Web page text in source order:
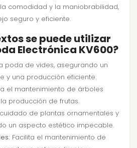
comodidad y la maniobrabilidad,
seguro y eficiente.
se puede utilizar
Electrónica KV600?
poda de vides, asegurando un
y una producción eficiente.
el mantenimiento de árboles
producción de frutas.
de plantas ornamentales y
un aspecto estético impecable.
Facilita el mantenimiento de